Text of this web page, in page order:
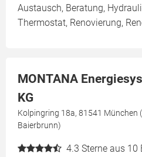
Austausch, Beratung,
Thermostat, Renovierung,
MONTANA
KG
Kolpingring 18a, 81541 München
Baierbrunn)
4.3 Sterne aus 10